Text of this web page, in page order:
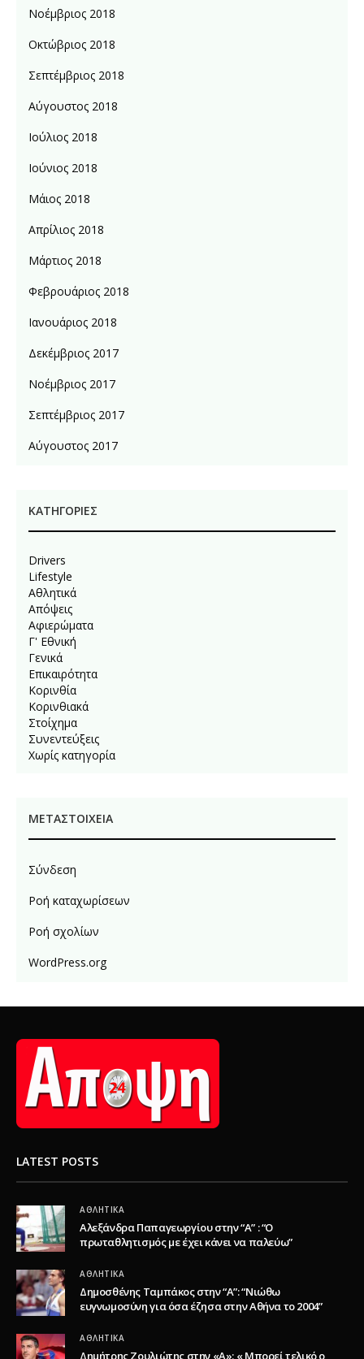
Νοέμβριος 2018
Οκτώβριος 2018
Σεπτέμβριος 2018
Αύγουστος 2018
Ιούλιος 2018
Ιούνιος 2018
Μάιος 2018
Απρίλιος 2018
Μάρτιος 2018
Φεβρουάριος 2018
Ιανουάριος 2018
Δεκέμβριος 2017
Νοέμβριος 2017
Σεπτέμβριος 2017
Αύγουστος 2017
KΑΤΗΓΟΡΊΕΣ
Drivers
Lifestyle
Αθλητικά
Απόψεις
Αφιερώματα
Γ' Εθνική
Γενικά
Επικαιρότητα
Κορινθία
Κορινθιακά
Στοίχημα
Συνεντεύξεις
Χωρίς κατηγορία
ΜΕΤΑΣΤΟΙΧΕΊΑ
Σύνδεση
Ροή καταχωρίσεων
Ροή σχολίων
WordPress.org
LATEST POSTS
ΑΘΛΗΤΙΚΆ
Αλεξάνδρα Παπαγεωργίου στην “Α” : “Ο
πρωταθλητισμός με έχει κάνει να παλεύω”
ΑΘΛΗΤΙΚΆ
Δημοσθένης Ταμπάκος στην “A”: “Νιώθω
ευγνωμοσύνη για όσα έζησα στην Αθήνα το 2004”
ΑΘΛΗΤΙΚΆ
Δημήτρης Ζουλιώτης στην «Α»: « Μπορεί τελικό ο